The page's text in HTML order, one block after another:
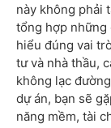
này không phải
tổng hợp những
hiểu đúng vai
tư và nhà thầu,
không lạc
dự án, bạn sẽ
năng mềm, tài